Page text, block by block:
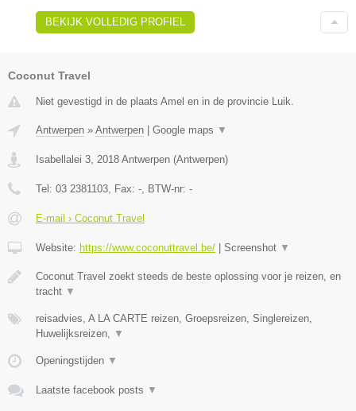
BEKIJK VOLLEDIG PROFIEL
Coconut Travel
Niet gevestigd in de plaats Amel en in de provincie Luik.
Antwerpen » Antwerpen Google maps ▼
Isabellalei 3 2018 Antwerpen (Antwerpen)
Tel: 03 2381103 , Fax: - , BTW-nr: -
E-mail › Coconut Travel
Website: https://www.coconuttravel.be/ Screenshot ▼
Coconut Travel zoekt steeds de beste oplossing voor je reizen, en
tracht ▼
reisadvies, A LA CARTE reizen, Groepsreizen, Singlereizen,
Huwelijksreizen,
▼
Openingstijden ▼
Laatste facebook posts ▼